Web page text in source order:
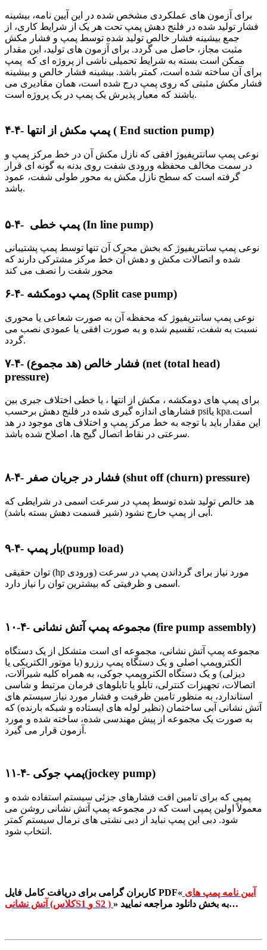
برای آزمون های عملکردی مشخص شده در این آیین نامه، بیشینه
فشار تولید شده در فلنج دهش پمپ تحت هر یک از شرایط کاری، از
جمع بیشینه فشار خالص تولید شده توسط پمپ و فشار مکش
مثبت مجاز، حاصل می گردد. برای آزمون های تولید، این مقدار
ممکن است بسته به شرایط تحمیلی ناشی از پروژه ای که پمپ
برای آن ساخته شده است، کمتر باشد. بیشینه فشار خالص و بیشینه
فشار مکش مثبتی که روی پمپ درج شده است، همان مقادیری می
باشند که معیار پذیرش یک پمپ در یک پروژه است.
۴-۴- پمپ مکش از انتها ( End suction pump)
نوعی پمپ سانتریفیوژ افقی که نازل مکش آن در خط مرکز پمپ و
در سمت مخالف محفظه ورودی شفت روی بدنه به گونه ای قرار
گرفته است که سطح نازل مکش به محور طولی شفت، عمود
باشد.
۵-۴- پمپ خطی (In line pump)
نوعی پمپ سانتریفیوژ که بخش محرک آن تنها توسط پمپ پشتیبانی
شده و اتصالات مکش و دهش آن خط مرکز مشترکی دارند که
محور شفت را نصف می کند
۶-۴- پمپ دومکشه (Split case pump)
نوعی پمپ سانتریفیوژ که محفظه آن به صورت شعاعی یا محوری
نسبت به شفت، تقسیم شده و به صورت افقی یا عمودی نصب می
گردد.
۷-۴- فشار خالص (هد مجموع) (net (total head)
pressure)
برای پمپ های دومکشه ، مکش از انتها ، یا خطی اختلاف جبری بین
psi kpaاست.
این مقدار باید با توجه به خط مرکز پمپ و اختلاف های موجود در هد
سرعتی در نقاط اتصال گیج ها، اصلاح شده باشد.
۸-۴- فشار در جریان صفر (shut off (churn) pressure)
هد خالص تولید شده توسط پمپ در سرعت اسمی در شرایطی که
آبی از پمپ خارج نشود (شیر قسمت دهش بسته باشد).
۹-۴- بار پمپ(pump load)
( hp ورودی) مورد نیاز برای گرداندن پمپ در سرعت
اسمی و ظرفیتی که بیشترین توان را نیاز دارد.
(fire pump assembly)
مجموعه پمپ آتش نشانی، مجموعه ای است متشکل از یک دستگاه
الکتروپمپ اصلی و یک دستگاه پمپ رزرو (با موتور الکتریکی یا
دیزلی) و یک دستگاه الکتروپمپ جوکی، به همراه کلیه شیرآلات،
اتصالات، تجهیزات کنترلی، تابلو یا تابلوهای فرمان مرتبط و شاسی
استاندارد، به منظور تامین ظرفیت و فشار مورد نیاز سیستم های
آتش نشانی آبی ساختمان (نظیر لوله های ایستاده و شبکه بارنده) که
به صورت یک مجموعه از پیش مهندسی شده، ساخته شده و مورد
آزمون قرار می گیرد.
۱۱-۴- پمپ جوکی(jockey pump)
پمپی که برای تامین افت فشارهای جزئی سیستم استفاده شده و
معمولاً اولین پمپی است که در مجموعه پمپ آتش نشانی روشن می
شود. دبی این پمپ نباید از دبی نشتی های نرمال سیستم کمتر
انتخاب شود.
کاربران گرامی برای دریافت کامل فایل PDF« آیین نامه پمپ های
آتش نشانی (کلاسS1 و S2 ) » به بخش دانلود مراجعه نمایید…